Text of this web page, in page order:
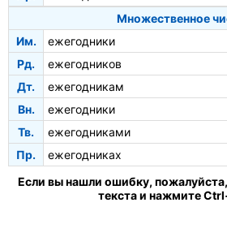
Множественное
Им.
ежегодники
Рд.
ежегодников
Дт.
ежегодникам
Вн.
ежегодники
Тв.
ежегодниками
Пр.
ежегодниках
Если вы нашли ошибку,
текста и нажмите